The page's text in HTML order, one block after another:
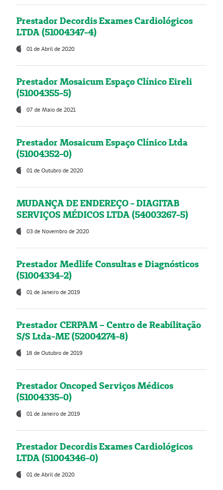
Prestador Decordis Exames Cardiológicos
LTDA (51004347-4)
01 de Abril de 2020
Prestador Mosaicum Espaço Clínico Eireli
(51004355-5)
07 de Maio de 2021
Prestador Mosaicum Espaço Clínico Ltda
(51004352-0)
01 de Outubro de 2020
MUDANÇA DE ENDEREÇO - DIAGITAB
SERVIÇOS MÉDICOS LTDA (54003267-5)
03 de Novembro de 2020
Prestador Medlife Consultas e Diagnósticos
(51004334-2)
01 de Janeiro de 2019
Prestador CERPAM – Centro de Reabilitação
S/S Ltda-ME (52004274-8)
18 de Outubro de 2019
Prestador Oncoped Serviços Médicos
(51004335-0)
01 de Janeiro de 2019
Prestador Decordis Exames Cardiológicos
LTDA (51004346-0)
01 de Abril de 2020